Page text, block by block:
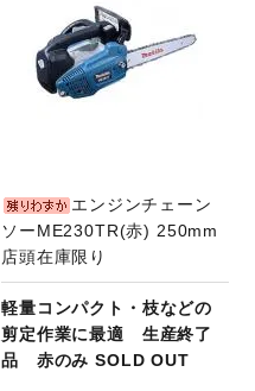
エンジンチェーン
ソーME230TR(赤) 250mm
店頭在庫限り
軽量コンパクト・枝などの
剪定作業に最適 生産終了
品 赤のみ SOLD OUT